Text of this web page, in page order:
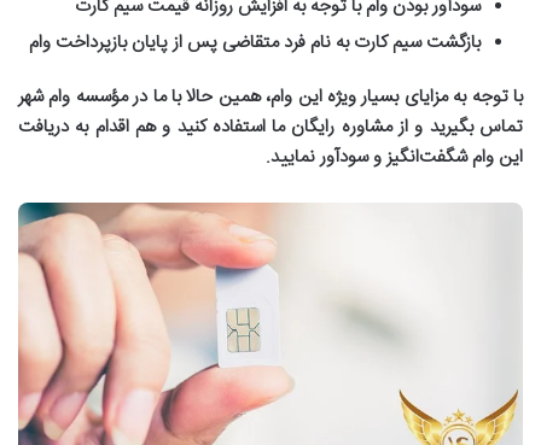
سودآور بودن وام با توجه به افزایش روزانه قیمت سیم کارت
بازگشت سیم کارت به نام فرد متقاضی پس از پایان بازپرداخت وام
با توجه به مزایای بسیار ویژه این وام، همین حالا با ما در مؤسسه وام شهر
تماس بگیرید و از مشاوره رایگان ما استفاده کنید و هم اقدام به دریافت
این وام شگفت‌انگیز و سودآور نمایید.